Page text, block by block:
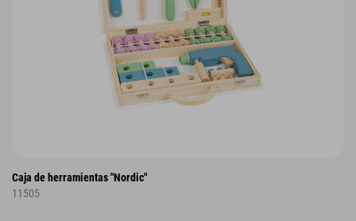
Caja de herramientas "Nordic"
11505